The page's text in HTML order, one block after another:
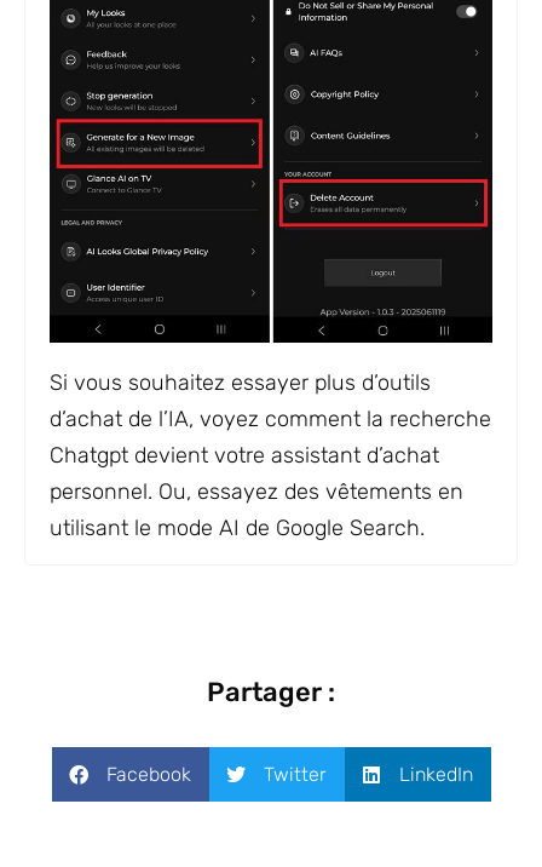
Si vous souhaitez essayer plus d’outils
d’achat de l’IA, voyez comment la recherche
Chatgpt devient votre assistant d’achat
personnel. Ou, essayez des vêtements en
utilisant le mode AI de Google Search.
Partager :
Facebook Twitter LinkedIn